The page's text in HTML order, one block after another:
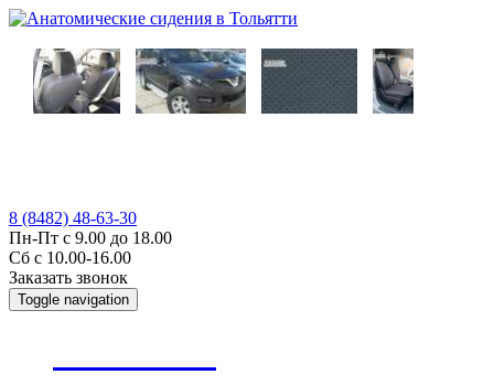
8 (8482) 48-63-30
Пн-Пт с 9.00 до 18.00
Сб с 10.00-16.00
Заказать звонок
Toggle navigation